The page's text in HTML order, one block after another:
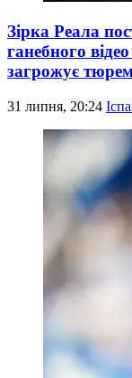
Зірка Реала
ганебного
загрожує
31 липня, 20:24